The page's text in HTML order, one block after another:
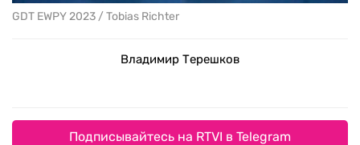
GDT EWPY 2023 / Tobias Richter
Владимир Терешков
Подписывайтесь на RTVI в Telegram